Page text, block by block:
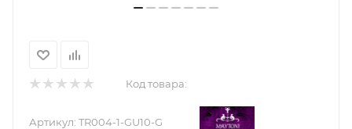
Код товара:
Артикул: TR004-1-GU10-G